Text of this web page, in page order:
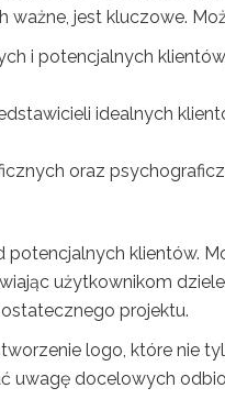
ważne, jest kluczowe.
i potencjalnych
idealnych
oraz
potencjalnych klientów.
użytkownikom
projektu.
logo, które nie
uwagę docelowych